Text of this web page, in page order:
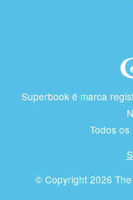
Superbook é marca
Todos
© Copyright 2026